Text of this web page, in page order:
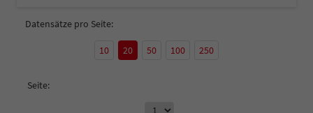
Datensätze pro Seite:
10 20 50 100 250
Seite: